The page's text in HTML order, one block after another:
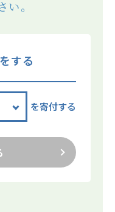
。
する
を寄付する